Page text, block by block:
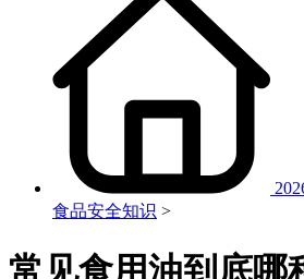
食品安全知识 >
常见食用油到底哪